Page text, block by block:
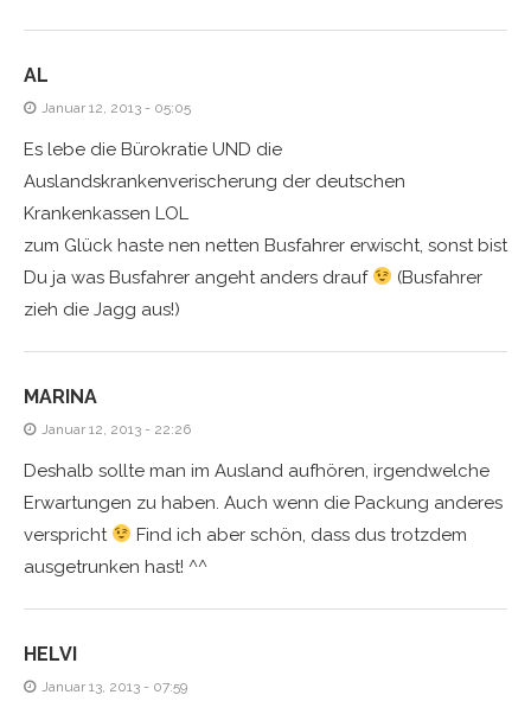
AL
Januar 12, 2013 - 05:05
Es lebe die Bürokratie UND die
Auslandskrankenverischerung der deutschen
Krankenkassen LOL
zum Glück haste nen netten Busfahrer erwischt, sonst bist
Du ja was Busfahrer angeht anders drauf
(Busfahrer
zieh die Jagg aus!)
MARINA
Januar 12, 2013 - 22:26
Deshalb sollte man im Ausland aufhören, irgendwelche
Erwartungen zu haben. Auch wenn die Packung anderes
verspricht
Find ich aber schön, dass dus trotzdem
ausgetrunken hast! ^^
HELVI
Januar 13, 2013 - 07:59